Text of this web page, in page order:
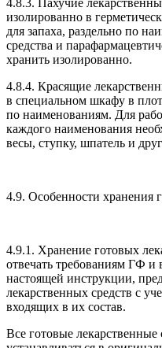
изолированно в
для запаха, раздельно по
средства и
хранить изолированно.
4.8.4. Красящие
в специальном шкафу в
по наименованиям. Для
каждого наименования
весы, ступку, шпатель и
4.9. Особенности хранения
4.9.1. Хранение готовых
отвечать требованиям ГФ
настоящей инструкции,
лекарственных средств с
входящих в их состав.
Все готовые